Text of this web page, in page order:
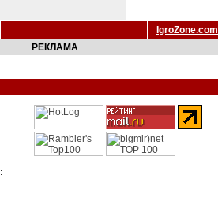
IgroZone.com
РЕКЛАМА
: